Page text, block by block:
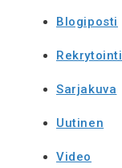
Blogiposti
Rekrytointi
Sarjakuva
Uutinen
Video